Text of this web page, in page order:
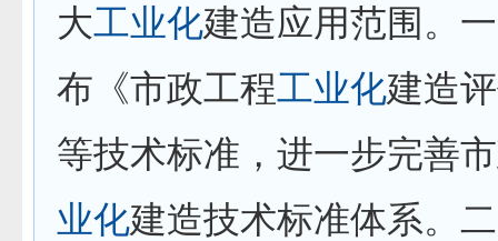
大工业化建造应用范围。
布《市政工程工业化建造
等技术标准，进一步完善
业化建造技术标准体系。